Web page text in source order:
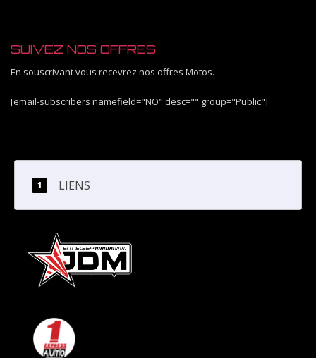
SUIVEZ NOS OFFRES
En souscrivant vous recevrez nos offres Motos.
[email-subscribers namefield="NO" desc="" group="Public"]
LIENS